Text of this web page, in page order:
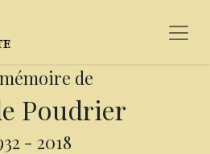
de
Poudrier
- 2018